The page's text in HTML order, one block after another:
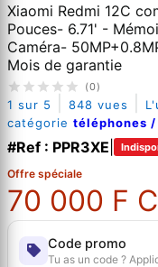
Xiaomi Redmi 12C
Pouces- 6.71' -
Caméra-
Mois de garantie
(0)
1 sur 5 848 vues
catégorie téléphones
#Ref : PPR3XE
Offre spéciale
70 000 F
Code promo
Tu as un code ?